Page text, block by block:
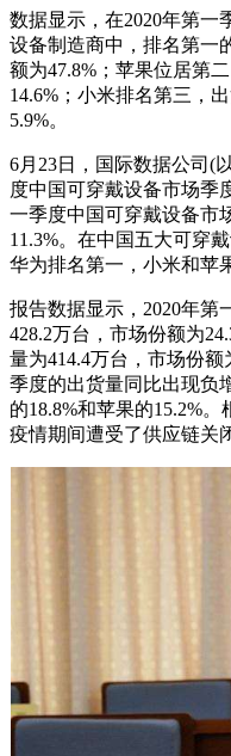
数据显示，在2020年第一
设备制造商中，排名第一
额为47.8%；苹果位居第
14.6%；小米排名第三，
5.9%。
6月23日，国际数据公司(
度中国可穿戴设备市场季
一季度中国可穿戴设备市
11.3%。在中国五大可穿
华为排名第一，小米和苹
报告数据显示，2020年第
428.2万台，市场份额为
量为414.4万台，市场份
季度的出货量同比出现负
的18.8%和苹果的15.2%
疫情期间遭受了供应链关